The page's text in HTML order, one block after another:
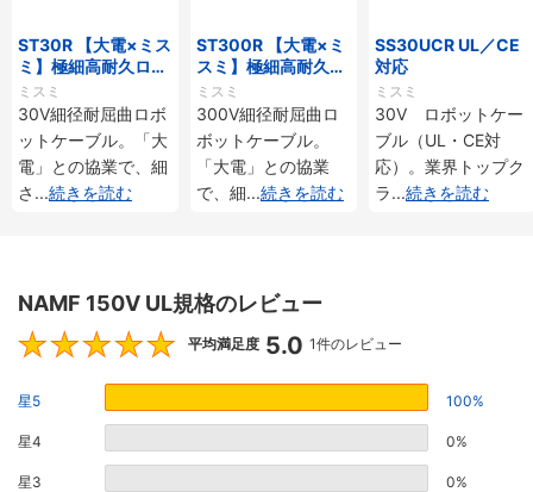
ST30R 【大電×ミス
ミ】極細高耐久ロボ
ットケーブル（シー
ルド無・有）
ミスミ
30V細径耐屈曲ロボ
ットケーブル。「大
電」との協業で、細
さ ...続きを読む
ST300R 【大電×ミ
スミ】極細高耐久ロ
ボットケーブル（シ
ールド無・有）
ミスミ
300V細径耐屈曲ロ
ボットケーブル。
「大電」との協業
で、細...続きを読む
SS30UCR UL／CE
対応
ミスミ
30V ロボットケー
ブル（UL・CE対
応）。業界トップク
ラ...続きを読む
NAMF 150V UL規格のレビュー
5
平均満足度 5.0 1件のレビュー
星5 100%
星4 0%
星3 0%